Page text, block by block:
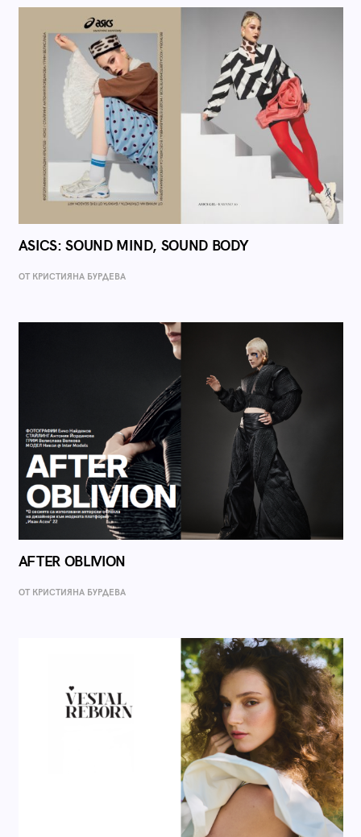
ASICS: SOUND MIND, SOUND BODY
ОТ КРИСТИЯНА БУРДЕВА
AFTER OBLIVION
ОТ КРИСТИЯНА БУРДЕВА